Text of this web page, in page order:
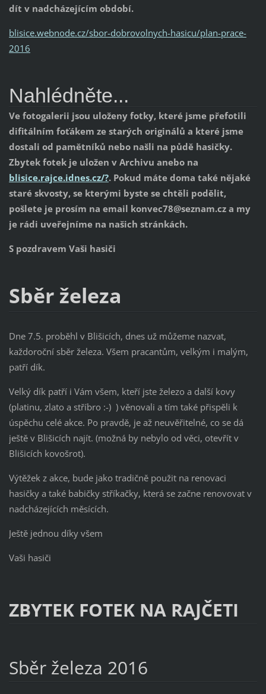
dít v nadcházejícím období.
blisice.webnode.cz/sbor-dobrovolnych-hasicu/plan-prace-
2016
Nahlédněte...
Ve fotogalerii jsou uloženy fotky, které jsme přefotili
difitálním foťákem ze starých originálů a které jsme
dostali od pamětníků nebo našli na půdě hasičky.
Zbytek fotek je uložen v Archivu anebo na
blisice.rajce.idnes.cz/?. Pokud máte doma také nějaké
staré skvosty, se kterými byste se chtěli podělit,
pošlete je prosím na email konvec78@seznam.cz a my
je rádi uveřejníme na našich stránkách.
S pozdravem Vaši hasiči
Sběr železa
Dne 7.5. proběhl v Blišicích, dnes už můžeme nazvat,
každoroční sběr železa. Všem pracantům, velkým i malým,
patří dík.
Velký dík patří i Vám všem, kteří jste železo a další kovy
(platinu, zlato a stříbro :-) ) věnovali a tím také přispěli k
úspěchu celé akce. Po pravdě, je až neuvěřitelné, co se dá
ještě v Blišicích najít. (možná by nebylo od věci, otevřít v
Blišicích kovošrot).
Výtěžek z akce, bude jako tradičně použit na renovaci
hasičky a také babičky stříkačky, která se začne renovovat v
nadcházejících měsících.
Ještě jednou díky všem
Vaši hasiči
ZBYTEK FOTEK NA RAJČETI
Sběr železa 2016